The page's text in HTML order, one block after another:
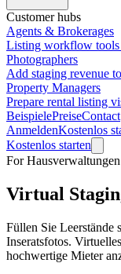
Customer hubs
Agents & Brokerages
Listing workflow tools
Photographers
Add staging revenue
Property Managers
Prepare rental listing
BeispielePreiseContact
AnmeldenKostenlos
Kostenlos starten
For Hausverwaltungen
Virtual
Füllen Sie Leerstände
Inseratsfotos.
hochwertige Mieter